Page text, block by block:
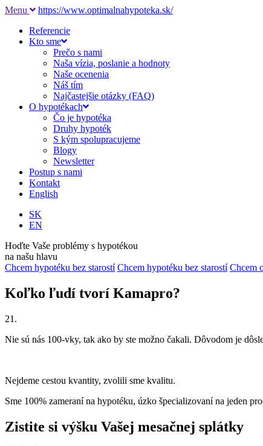
Menu
https://www.optimalnahypoteka.sk/
Referencie
Kto sme
Prečo s nami
Naša vízia, poslanie a hodnoty
Naše ocenenia
Náš tím
Najčastejšie otázky (FAQ)
O hypotékach
Čo je hypotéka
Druhy hypoték
S kým spolupracujeme
Blogy
Newsletter
Postup s nami
Kontakt
English
SK
EN
Hoďte Vaše problémy s hypotékou
na našu hlavu
Chcem hypotéku bez starostí Chcem hypotéku bez starostí Chcem
Koľko ľudí tvorí Kamapro?
21.
Nie sú nás 100-vky, tak ako by ste možno čakali. Dôvodom je
Nejdeme cestou kvantity, zvolili sme kvalitu.
Sme 100% zameraní na hypotéku, úzko špecializovaní na jeden
Zistite si výšku Vašej mesačnej splátky